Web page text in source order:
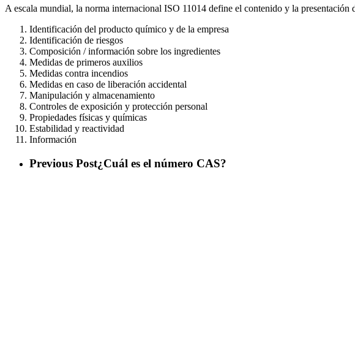
A escala mundial, la norma internacional ISO 11014 define el contenido y la presentación
Identificación del producto químico y de la empresa
Identificación de riesgos
Composición / información sobre los ingredientes
Medidas de primeros auxilios
Medidas contra incendios
Medidas en caso de liberación accidental
Manipulación y almacenamiento
Controles de exposición y protección personal
Propiedades físicas y químicas
Estabilidad y reactividad
Información
Previous Post¿Cuál es el número CAS?